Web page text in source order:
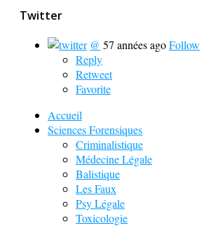
Twitter
@ 57 années agoFollow
Reply
Retweet
Favorite
Accueil
Sciences Forensiques
Criminalistique
Médecine Légale
Balistique
Les Faux
Psy Légale
Toxicologie